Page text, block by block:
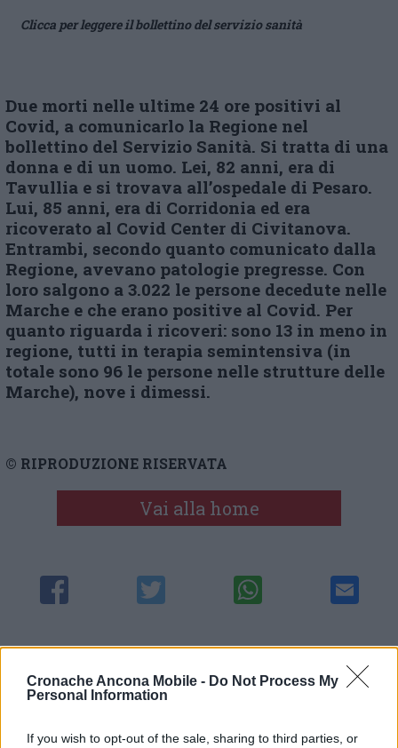
Cronache Ancona Mobile - Do Not Process My
Personal Information
If you wish to opt-out of the sale, sharing to third parties, or
Clicca per leggere il bollettino del servizio sanità
Due morti nelle ultime 24 ore positivi al
Covid, a comunicarlo la Regione nel
bollettino del Servizio Sanità. Si tratta di una
donna e di un uomo. Lei, 82 anni, era di
Tavullia e si trovava all’ospedale di Pesaro.
Lui, 85 anni, era di Corridonia ed era
ricoverato al Covid Center di Civitanova.
Entrambi, secondo quanto comunicato dalla
Regione, avevano patologie pregresse. Con
loro salgono a 3.022 le persone decedute nelle
Marche e che erano positive al Covid. Per
quanto riguarda i ricoveri: sono 13 in meno in
regione, tutti in terapia semintensiva (in
totale sono 96 le persone nelle strutture delle
Marche), nove i dimessi.
© RIPRODUZIONE RISERVATA
Vai alla home
Commenti